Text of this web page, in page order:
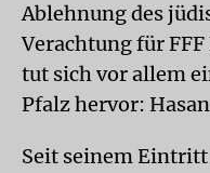
Ablehnung des
Verachtung für
tut sich vor allem
Pfalz hervor: Hasan
Seit seinem